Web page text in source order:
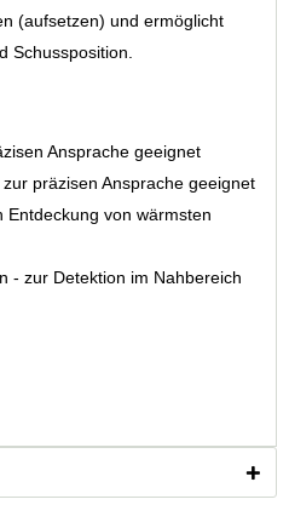
(aufsetzen) und ermöglicht
Schussposition.
Ansprache geeignet
präzisen Ansprache geeignet
von wärmsten
- zur Detektion im Nahbereich